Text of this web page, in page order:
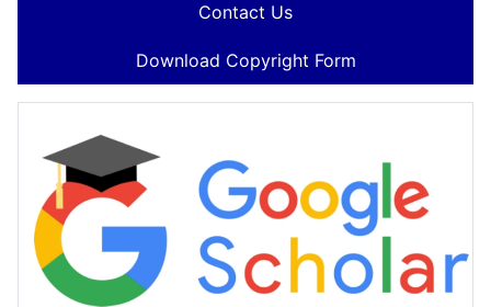
Contact Us
Download Copyright Form